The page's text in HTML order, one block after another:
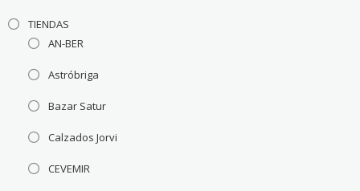
TIENDAS
AN-BER
Astróbriga
Bazar Satur
Calzados Jorvi
CEVEMIR